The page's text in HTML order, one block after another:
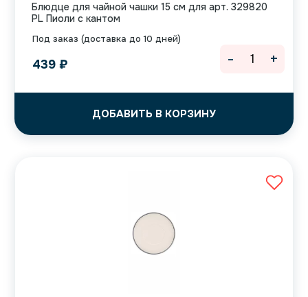
Под заказ (доставка до 10 дней)
Блюдце для чайной чашки 15 см для арт. 329820
PL Пиоли с кантом
439 ₽
ДОБАВИТЬ В КОРЗИНУ
- +